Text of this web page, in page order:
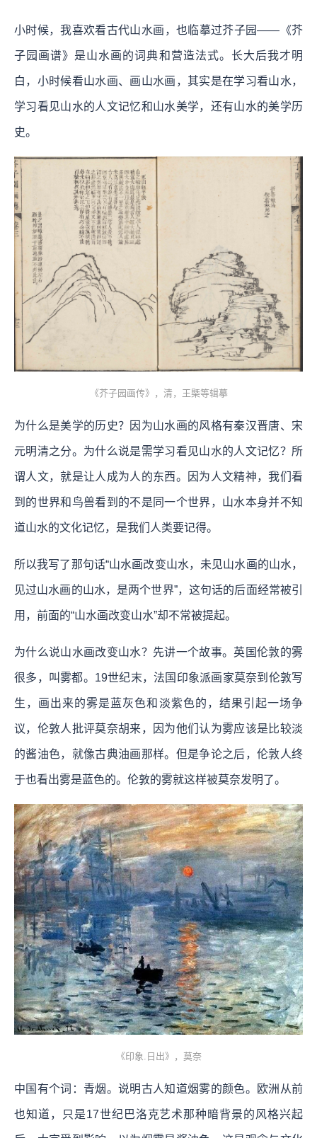
小时候，我喜欢看古代山水画，也临摹过芥子园——《芥
子园画谱》是山水画的词典和营造法式。长大后我才明
白，小时候看山水画、画山水画，其实是在学习看山水，
学习看见山水的人文记忆和山水美学，还有山水的美学历
史。
《芥子园画传》，清，王槩等辑摹
为什么是美学的历史？因为山水画的风格有秦汉晋唐、宋
元明清之分。为什么说是需学习看见山水的人文记忆？所
谓人文，就是让人成为人的东西。因为人文精神，我们看
到的世界和鸟兽看到的不是同一个世界，山水本身并不知
道山水的文化记忆，是我们人类要记得。
所以我写了那句话“山水画改变山水，未见山水画的山水，
见过山水画的山水，是两个世界”，这句话的后面经常被引
用，前面的“山水画改变山水”却不常被提起。
为什么说山水画改变山水？先讲一个故事。英国伦敦的雾
很多，叫雾都。19世纪末，法国印象派画家莫奈到伦敦写
生，画出来的雾是蓝灰色和淡紫色的，结果引起一场争
议，伦敦人批评莫奈胡来，因为他们认为雾应该是比较淡
的酱油色，就像古典油画那样。但是争论之后，伦敦人终
于也看出雾是蓝色的。伦敦的雾就这样被莫奈发明了。
《印象.日出》，莫奈
中国有个词：青烟。说明古人知道烟雾的颜色。欧洲从前
也知道，只是17世纪巴洛克艺术那种暗背景的风格兴起